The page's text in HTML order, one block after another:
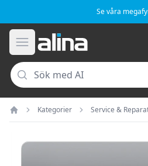
Se våra
Öppna meny
Alina.se
Sök
Hem
Kategorier Service &